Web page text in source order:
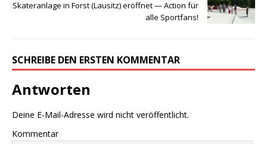
Skateranlage in Forst (Lausitz) eröffnet — Action für
alle Sportfans!
SCHREIBE DEN ERSTEN KOMMENTAR
Antworten
Deine E-Mail-Adresse wird nicht veröffentlicht.
Kommentar